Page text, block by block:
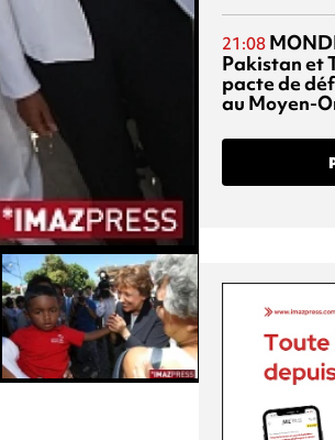
21:08
Pakistan et
pacte de
au Moyen-